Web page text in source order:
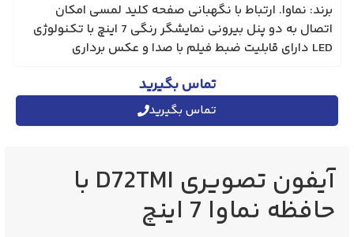
برند: نماوا. ارتباط با نگهبانی صفحه کلید لمسی امکان
اتصال به دو پنل بیرونی نمایشگر رنگی 7 اینچ با تکنولوژی
LED دارای قابلیت ضبط فیلم با صدا و عکس برداری
تماس بگیرید
تماس بگیرید
آیفون تصویری D72TMI با
حافظه نماوا 7 اینچ